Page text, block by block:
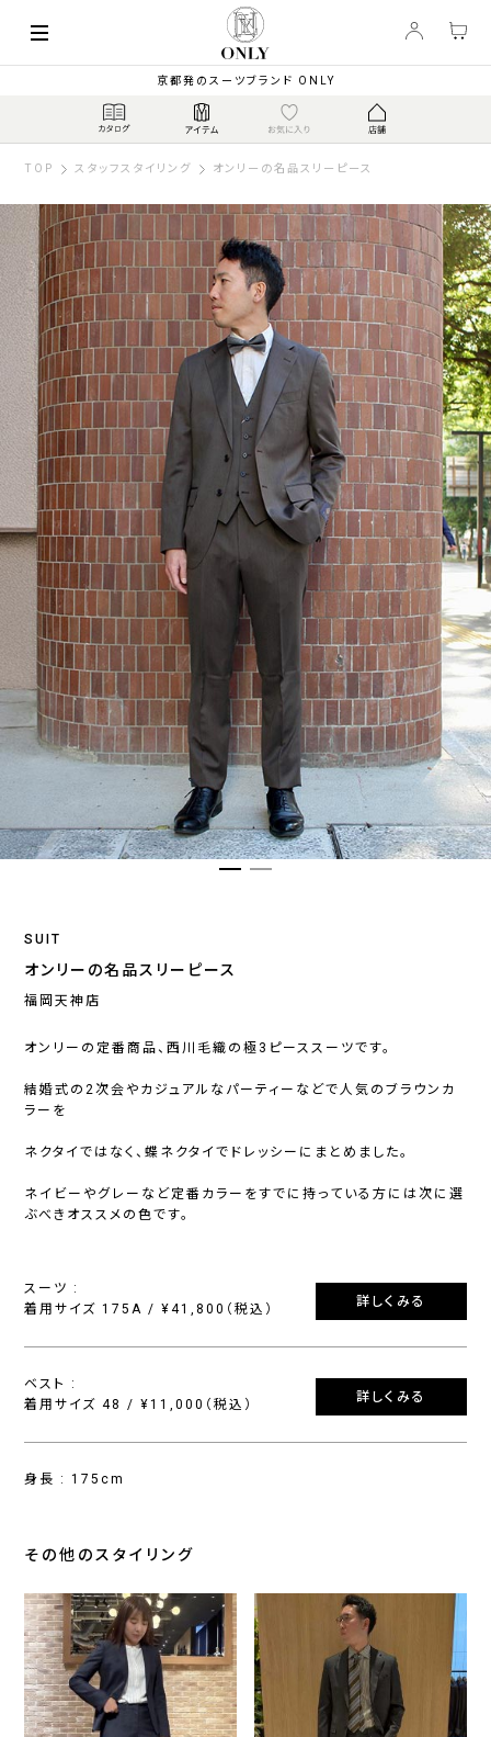
京都発のスーツブランド ONLY
TOP スタッフスタイリング オンリーの名品スリーピース
SUIT
オンリーの名品スリーピース
福岡天神店
オンリーの定番商品、西川毛織の極3ピーススーツです。
結婚式の2次会やカジュアルなパーティーなどで人気のブラウンカ
ラーを
ネクタイではなく、蝶ネクタイでドレッシーにまとめました。
ネイビーやグレーなど定番カラーをすでに持っている方には次に選
ぶべきオススメの色です。
スーツ :
着用サイズ 175A / ¥41,800（税込）
詳しくみる
ベスト :
着用サイズ 48 / ¥11,000（税込）
詳しくみる
身長 : 175cm
その他のスタイリング